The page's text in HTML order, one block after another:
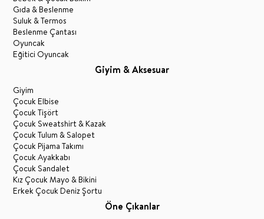
Gıda & Beslenme
Suluk & Termos
Beslenme Çantası
Oyuncak
Eğitici Oyuncak
Giyim & Aksesuar
Giyim
Çocuk Elbise
Çocuk Tişört
Çocuk Sweatshirt & Kazak
Çocuk Tulum & Salopet
Çocuk Pijama Takımı
Çocuk Ayakkabı
Çocuk Sandalet
Kız Çocuk Mayo & Bikini
Erkek Çocuk Deniz Şortu
Öne Çıkanlar